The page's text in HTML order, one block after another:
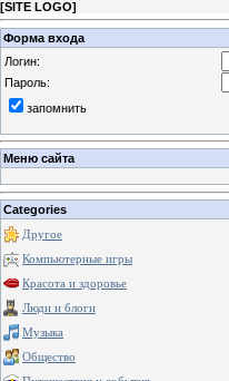
[SITE LOGO]
Форма входа
Логин:
Пароль:
запомнить
Меню сайта
Categories
Другое
Компьютерные игры
Красота и здоровье
Люди и блоги
Музыка
Общество